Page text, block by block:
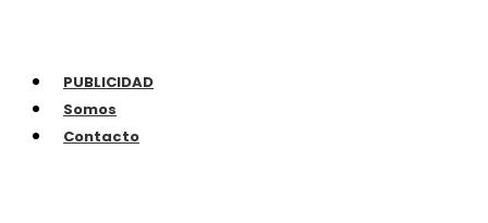
PUBLICIDAD
Somos
Contacto